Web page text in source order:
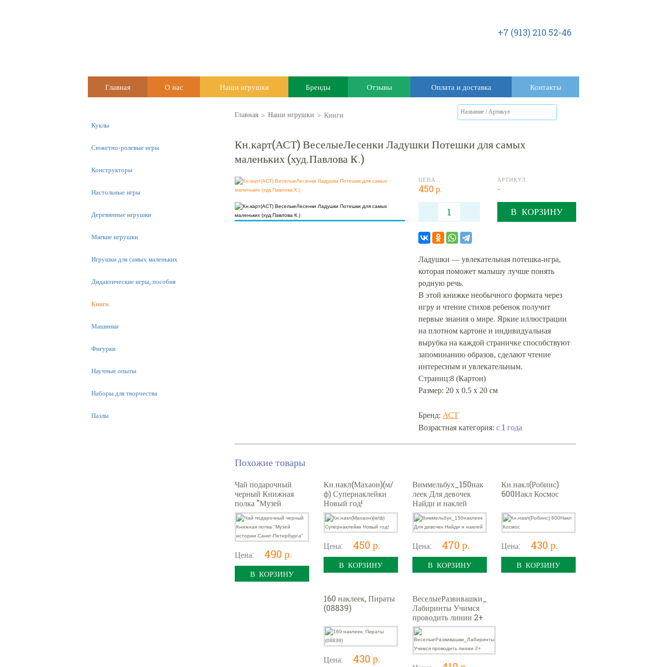
+7 (913) 210 52-46
Главная О нас Наши игрушки Бренды Отзывы Оплата и доставка Контакты
Главная > Наши игрушки > Книги
Кн.карт(АСТ) ВеселыеЛесенки Ладушки Потешки для самых
маленьких (худ.Павлова К.)
ЦЕНА:
450 р.
АРТИКУЛ:
-
В КОРЗИНУ
Ладушки — увлекательная потешка-игра,
которая поможет малышу лучше понять
родную речь.
В этой книжке необычного формата через
игру и чтение стихов ребенок получит
первые знания о мире. Яркие иллюстрации
на плотном картоне и индивидуальная
вырубка на каждой страничке способствуют
запоминанию образов, сделают чтение
интересным и увлекательным.
Страниц:8 (Картон)
Размер: 20 х 0.5 х 20 см
Бренд: АСТ
Возрастная категория: с 1 года
Похожие товары
Чай подарочный
черный Книжная
полка "Музей
истории Санкт-
Петербурга"
Цена: 490 р.
В КОРЗИНУ
Кн.накл(Махаон)(м/
ф) Супернаклейки
Новый год!
Цена: 450 р.
В КОРЗИНУ
Виммельбух_150нак
леек Для девочек
Найди и наклей
Цена: 470 р.
В КОРЗИНУ
Кн.накл(Робинс)
600Накл Космос
Цена: 430 р.
В КОРЗИНУ
160 наклеек, Пираты
(08839)
Цена: 430 р.
ВеселыеРазвивашки_
Лабиринты Учимся
проводить линии 2+
Куклы
Сюжетно-ролевые игры
Конструкторы
Настольные игры
Деревянные игрушки
Мягкие игрушки
Игрушки для самых маленьких
Дидактические игры, пособия
Книги
Машинки
Фигурки
Научные опыты
Наборы для творчества
Пазлы